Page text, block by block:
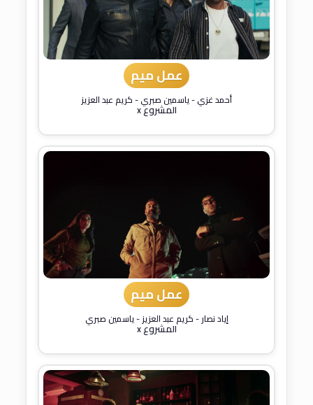
عمل ميم
أحمد غزي-ياسمين صبري-كريم عبد العزيز
المشروع x
عمل ميم
إياد نصار-كريم عبد العزيز-ياسمين صبري
المشروع x